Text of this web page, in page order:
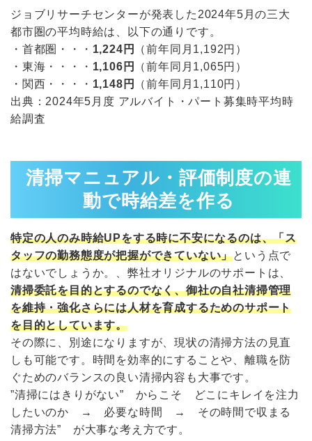
ジョブリサーチセンターが発表した2024年5月の三大
都市圏の平均時給は、以下の通りです。
・首都圏・・・ 1,224円
（前年同月1,192円）
・東海・・・・ 1,106円
（前年同月1,065円）
・関西・・・・ 1,148円
（前年同月1,110円）
出典： 2024年5月度 アルバイト・パート募集時平均時
給調査
清掃マニュアル・評価制度の連
動で時給差を作る
特定の人のみ時給UPをする時に不安になるのは、「ス
タッフの勤務態度が把握ができていない」という点で
はないでしょうか。、弊社オリジナルのサポートは、
清掃委託を目的とするのでなく、御社の自社清掃管理
を維持・強化さらには人材を育成するためのサポート
を目的としています。
その際に、別途になりますが、現状の清掃方法の見直
しも可能です。時間を効率的にすることや、離職を防
ぐためのバランスの良い清掃内容も大事です。
”清掃にはきりがない” からこそ どこにキレイを注力
したいのか → 必要な時間 → その時間で収まる
清掃方法” が大事な考え方です。